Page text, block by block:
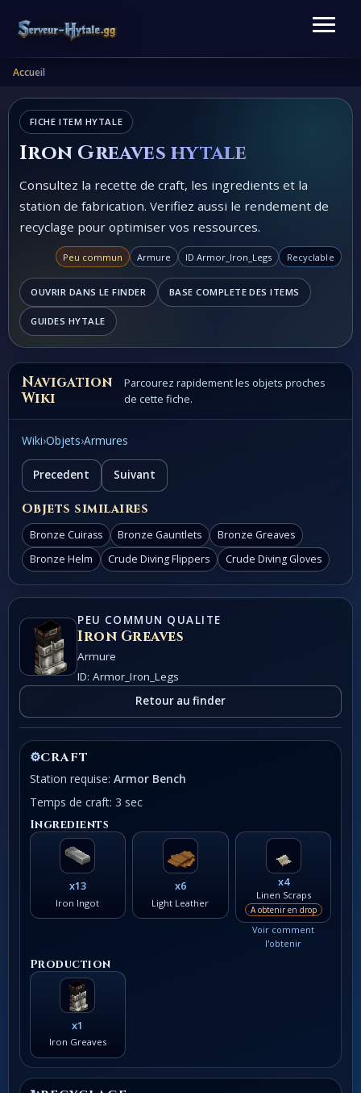
Accueil
FICHE ITEM HYTALE
Iron Greaves hytale
Consultez la recette de craft, les ingredients et la
station de fabrication. Verifiez aussi le rendement de
recyclage pour optimiser vos ressources.
Peu commun Armure ID Armor_Iron_Legs Recyclable
OUVRIR DANS LE FINDER BASE COMPLETE DES ITEMS
GUIDES HYTALE
Navigation
Wiki
Parcourez rapidement les objets proches
de cette fiche.
Wiki›Objets›Armures
Precedent Suivant
Objets similaires
Bronze Cuirass Bronze Gauntlets
Bronze Greaves
Bronze Helm
Crude Diving Flippers Crude Diving Gloves
PEU COMMUN QUALITE
Iron Greaves
Armure
ID: Armor_Iron_Legs
Retour au finder
⚙CRAFT
Station requise: Armor Bench
Temps de craft: 3 sec
Ingredients
x13
Iron Ingot
x6
Light Leather
x4
Linen Scraps
A obtenir en drop
Voir comment
l'obtenir
Production
x1
Iron Greaves